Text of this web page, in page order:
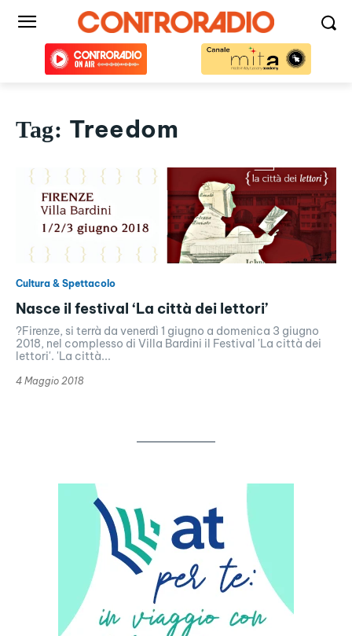
Tag: Treedom
Cultura & Spettacolo
Nasce il festival ‘La città dei lettori’
?Firenze, si terrà da venerdì 1 giugno a domenica 3 giugno
2018, nel complesso di Villa Bardini il Festival 'La città dei
lettori'. 'La città...
4 Maggio 2018